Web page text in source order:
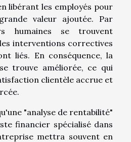
libérant les employés pour
valeur ajoutée. Par
humaines se trouvent
interventions correctives
liés. En conséquence, la
trouve améliorée, ce qui
clientèle accrue et
"analyse de rentabilité"
financier spécialisé dans
mettra souvent en